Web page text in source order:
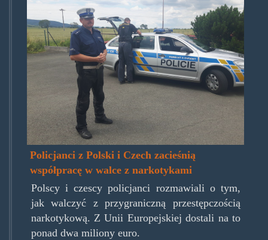
wspolprcapolskoczeska.jpg
Policjanci z Polski i Czech zacieśnią
współpracę w walce z narkotykami
Polscy i czescy policjanci rozmawiali o tym,
jak walczyć z przygraniczną przestępczością
narkotykową. Z Unii Europejskiej dostali na to
ponad dwa miliony euro.